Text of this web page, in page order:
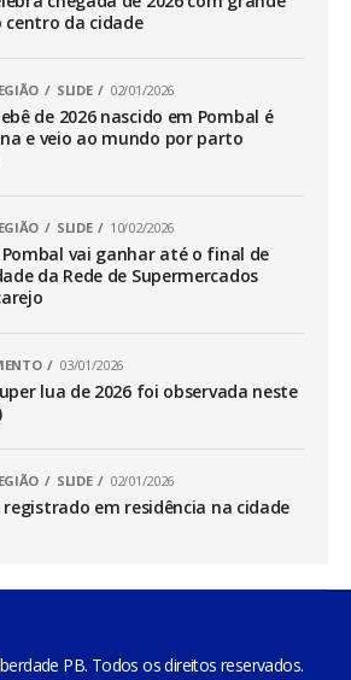
centro da cidade
SLIDE 02/01/2026
de 2026 nascido em Pombal é
e veio ao mundo por parto
SLIDE 10/02/2026
Pombal vai ganhar até o final de
da Rede de Supermercados
03/01/2026
lua de 2026 foi observada neste
SLIDE 02/01/2026
registrado em residência na cidade
PB. Todos os direitos reservados.